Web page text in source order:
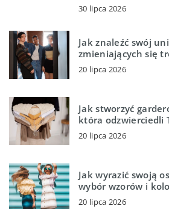
30 lipca 2026
Jak znaleźć swój
zmieniających się
20 lipca 2026
Jak stworzyć
która odzwierciedli
20 lipca 2026
Jak wyrazić swoją
wybór wzorów i
20 lipca 2026